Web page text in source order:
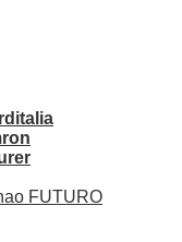
FUTURO